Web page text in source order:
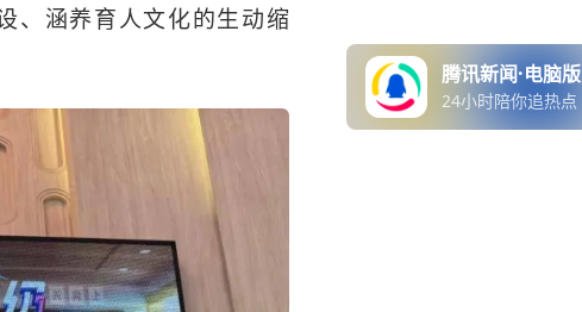
、涵养育人文化的生动缩
腾讯新闻·电脑版
24小时陪你追热点